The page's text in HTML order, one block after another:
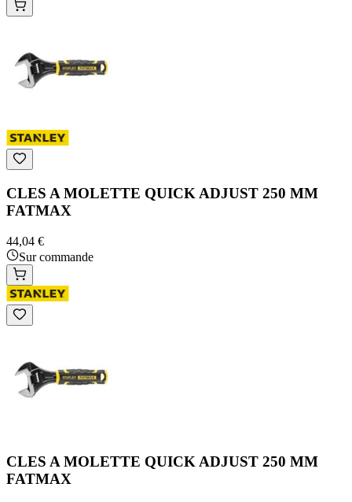
CLES A MOLETTE QUICK ADJUST 250 MM
FATMAX
44,04 €
Sur commande
CLES A MOLETTE QUICK ADJUST 250 MM
FATMAX